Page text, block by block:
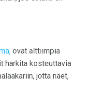
ovat alttiimpia
harkita kosteuttavia
jotta näet,